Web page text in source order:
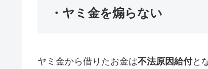
・ヤミ金を煽らない
ヤミ金から借りたお金は不法原因給付と